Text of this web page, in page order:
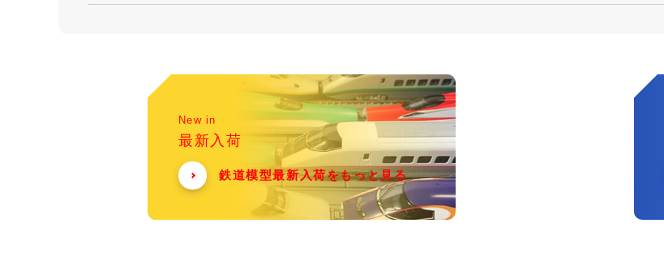
New in
最新入荷
鉄道模型最新入荷をもっと見る